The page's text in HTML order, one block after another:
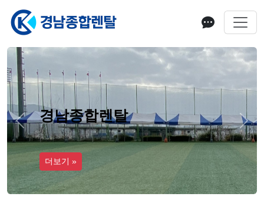
경남종합렌탈
더보기 »
경남종합렌탈
더보기 »
Previous Next